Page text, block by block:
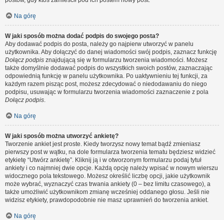
Na górę
W jaki sposób można dodać podpis do swojego posta?
Aby dodawać podpis do posta, należy go najpierw utworzyć w panelu
użytkownika. Aby dołączyć do danej wiadomości swój podpis, zaznacz funkcję
Dołącz podpis znajdującą się w formularzu tworzenia wiadomości. Możesz
także domyślnie dodawać podpis do wszystkich swoich postów, zaznaczając
odpowiednią funkcję w panelu użytkownika. Po uaktywnieniu tej funkcji, za
każdym razem pisząc post, możesz zdecydować o niedodawaniu do niego
podpisu, usuwając w formularzu tworzenia wiadomości zaznaczenie z pola
Dołącz podpis.
Na górę
W jaki sposób można utworzyć ankietę?
Tworzenie ankiet jest proste. Kiedy tworzysz nowy temat bądź zmieniasz
pierwszy post w wątku, na dole formularza tworzenia tematu będziesz widzieć
etykietę “Utwórz ankietę”. Kliknij ją i w otworzonym formularzu podaj tytuł
ankiety i co najmniej dwie opcje. Każdą opcję należy wpisać w nowym wierszu
widocznego pola tekstowego. Możesz określić liczbę opcji, jakie użytkownik
może wybrać, wyznaczyć czas trwania ankiety (0 – bez limitu czasowego), a
także umożliwić użytkownikom zmianę wcześniej oddanego głosu. Jeśli nie
widzisz etykiety, prawdopodobnie nie masz uprawnień do tworzenia ankiet.
Na górę